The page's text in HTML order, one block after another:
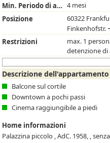
Min. Periodo di affitto 4 mesi
Posizione
60322
Finkenhofstr.
Restrizioni
max. 1
detenzione
Descrizione dell'appartamento
Balcone sul cortile
Downtown a pochi passi
Cinema raggiungibile a piedi
Home informazioni
Palazzina piccolo , AdC. 1958, ,